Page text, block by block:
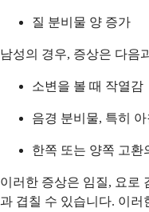
질 분비물 양 증가
남성의 경우, 증상은 다음
소변을 볼 때 작열감
음경 분비물, 특히 아
한쪽 또는 양쪽 고환
이러한 증상은 임질, 요로
과 겹칠 수 있습니다. 이러